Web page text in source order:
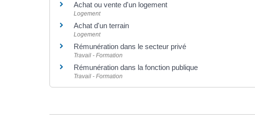
Achat ou vente d'un logement
Logement
Achat d'un terrain
Logement
Rémunération dans le secteur privé
Travail - Formation
Rémunération dans la fonction publique
Travail - Formation